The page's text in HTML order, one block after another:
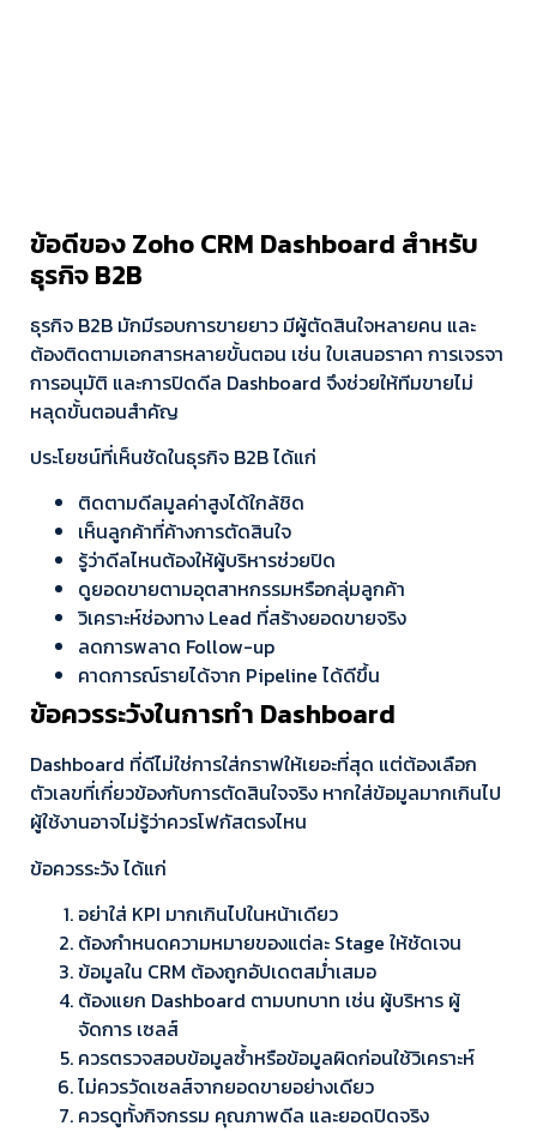
ข้อดีของ Zoho CRM Dashboard สำหรับ
ธุรกิจ B2B
ธุรกิจ B2B มักมีรอบการขายยาว มีผู้ตัดสินใจหลายคน และ
ต้องติดตามเอกสารหลายขั้นตอน เช่น ใบเสนอราคา การเจรจา
การอนุมัติ และการปิดดีล Dashboard จึงช่วยให้ทีมขายไม่
หลุดขั้นตอนสำคัญ
ประโยชน์ที่เห็นชัดในธุรกิจ B2B ได้แก่
ติดตามดีลมูลค่าสูงได้ใกล้ชิด
เห็นลูกค้าที่ค้างการตัดสินใจ
รู้ว่าดีลไหนต้องให้ผู้บริหารช่วยปิด
ดูยอดขายตามอุตสาหกรรมหรือกลุ่มลูกค้า
วิเคราะห์ช่องทาง Lead ที่สร้างยอดขายจริง
ลดการพลาด Follow-up
คาดการณ์รายได้จาก Pipeline ได้ดีขึ้น
ข้อควรระวังในการทำ Dashboard
Dashboard ที่ดีไม่ใช่การใส่กราฟให้เยอะที่สุด แต่ต้องเลือก
ตัวเลขที่เกี่ยวข้องกับการตัดสินใจจริง หากใส่ข้อมูลมากเกินไป
ผู้ใช้งานอาจไม่รู้ว่าควรโฟกัสตรงไหน
ข้อควรระวัง ได้แก่
อย่าใส่ KPI มากเกินไปในหน้าเดียว
ต้องกำหนดความหมายของแต่ละ Stage ให้ชัดเจน
ข้อมูลใน CRM ต้องถูกอัปเดตสม่ำเสมอ
ต้องแยก Dashboard ตามบทบาท เช่น ผู้บริหาร ผู้
จัดการ เซลส์
ควรตรวจสอบข้อมูลซ้ำหรือข้อมูลผิดก่อนใช้วิเคราะห์
ไม่ควรวัดเซลส์จากยอดขายอย่างเดียว
ควรดูทั้งกิจกรรม คุณภาพดีล และยอดปิดจริง